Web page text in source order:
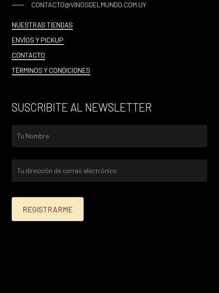
CONTACTO@VINOSDELMUNDO.COM.UY
NUESTRAS TIENDAS
ENVÍOS Y PICKUP
CONTACTO
TÉRMINOS Y CONDICIONES
SUSCRIBITE AL NEWSLETTER